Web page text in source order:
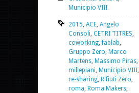
Municipio VIII
2015, ACE, Angelo
Consoli, CETRI TITRES,
coworking,fablab,
Gruppo Zero, Marco
Martens, Massimo Piras,
millepiani, Municipio VIII,
re-sharing, Rifiuti Zero,
roma, Roma Makers,